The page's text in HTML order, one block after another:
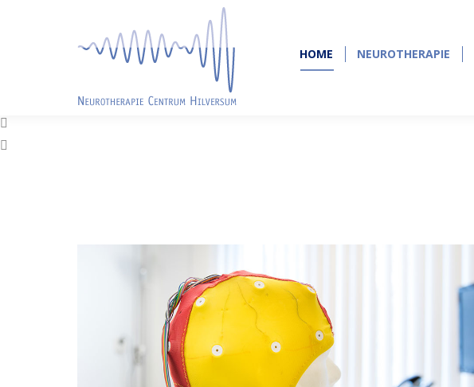
HOME NEUROTHERAPIE
HOME NEUROTHERAPIE